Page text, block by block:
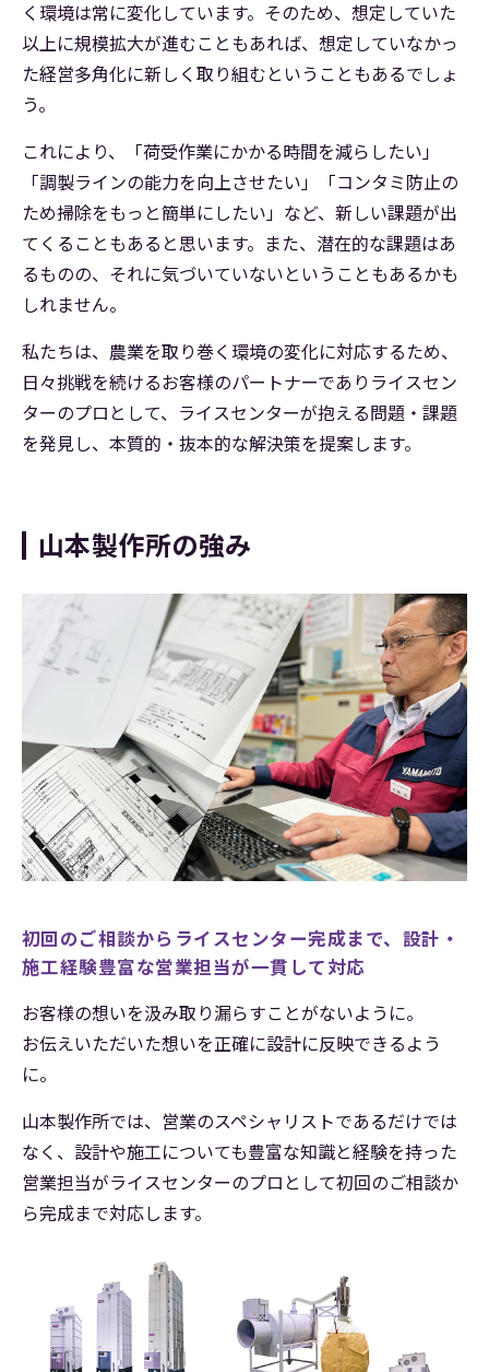
く環境は常に変化しています。そのため、想定していた
以上に規模拡大が進むこともあれば、想定していなかっ
た経営多角化に新しく取り組むということもあるでしょ
う。
これにより、「荷受作業にかかる時間を減らしたい」
「調製ラインの能力を向上させたい」「コンタミ防止の
ため掃除をもっと簡単にしたい」など、新しい課題が出
てくることもあると思います。また、潜在的な課題はあ
るものの、それに気づいていないということもあるかも
しれません。
私たちは、農業を取り巻く環境の変化に対応するため、
日々挑戦を続けるお客様のパートナーでありライスセン
ターのプロとして、ライスセンターが抱える問題・課題
を発見し、本質的・抜本的な解決策を提案します。
山本製作所の強み
初回のご相談からライスセンター完成まで、 設計・
施工経験豊富な営業担当が一貫して対応
お客様の想いを汲み取り漏らすことがないように。
お伝えいただいた想いを正確に設計に反映できるよう
に。
山本製作所では、営業のスペシャリストであるだけでは
なく、設計や施工についても豊富な知識と経験を持った
営業担当がライスセンターのプロとして初回のご相談か
ら完成まで対応します。